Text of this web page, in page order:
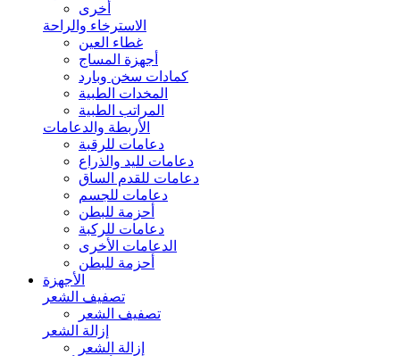
أخرى
الاسترخاء والراحة
غطاء العين
أجهزة المساج
كمادات سخن وبارد
المخدات الطبية
المراتب الطبية
الأربطة والدعامات
دعامات للرقبة
دعامات لليد والذراع
دعامات للقدم الساق
دعامات للجسم
أحزمة للبطن
دعامات للركبة
الدعامات الأخرى
أحزمة للبطن
الأجهزة
تصفيف الشعر
تصفيف الشعر
إزالة الشعر
إزالة الشعر